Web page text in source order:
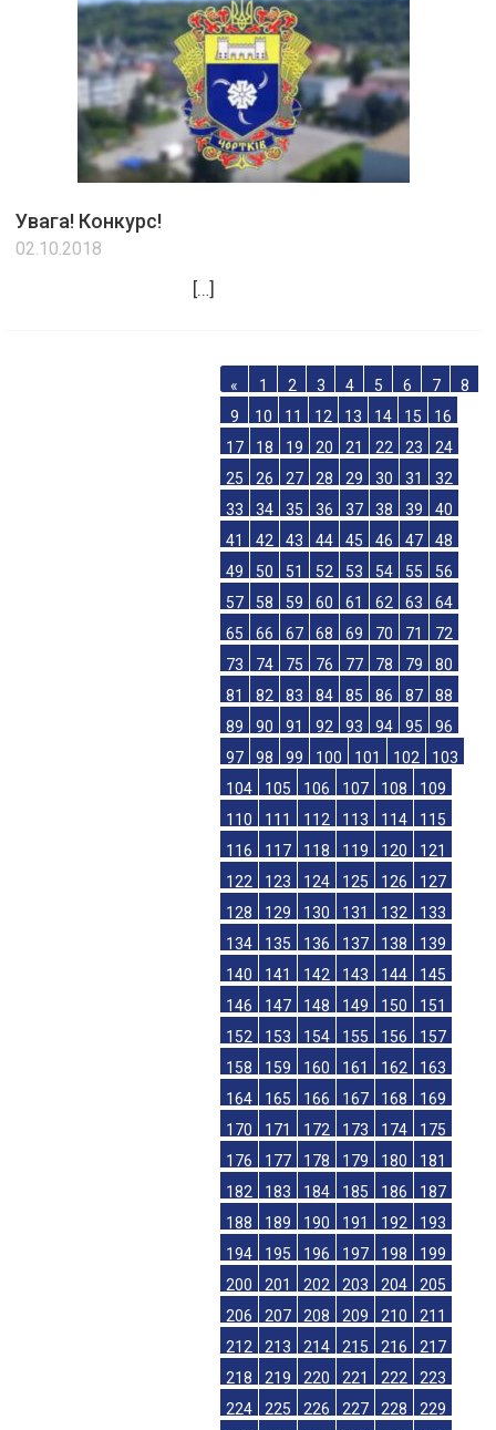
Увага! Конкурс!
02.10.2018
[…]
« 1 2 3 4 5 6 7
8
9
10 11 12 13 14 15
16
17
18 19 20 21 22 23
24
25
26 27 28 29 30 31
32
33
34 35 36 37 38 39
40
41
42 43 44 45 46 47
48
49
50 51 52 53 54 55
56
57
58 59 60 61 62 63
64
65
66 67 68 69 70 71
72
73
74 75 76 77 78 79
80
81
82 83 84 85 86 87
88
89
90 91 92 93 94 95
96
97
98 99 100 101 102
103
104
105 106 107 108
109
110
111 112 113 114
115
116
117 118 119 120
121
122
123 124 125 126
127
128
129 130 131 132
133
134
135 136 137 138
139
140
141 142 143 144
145
146
147 148 149 150
151
152
153 154 155 156
157
158
159 160 161 162
163
164
165 166 167 168
169
170
171 172 173 174
175
176
177 178 179 180
181
182
183 184 185 186
187
188
189 190 191 192
193
194
195 196 197 198
199
200
201 202 203 204
205
206
207 208 209 210
211
212
213 214 215 216
217
218
219 220 221 222
223
224
225 226 227 228
229